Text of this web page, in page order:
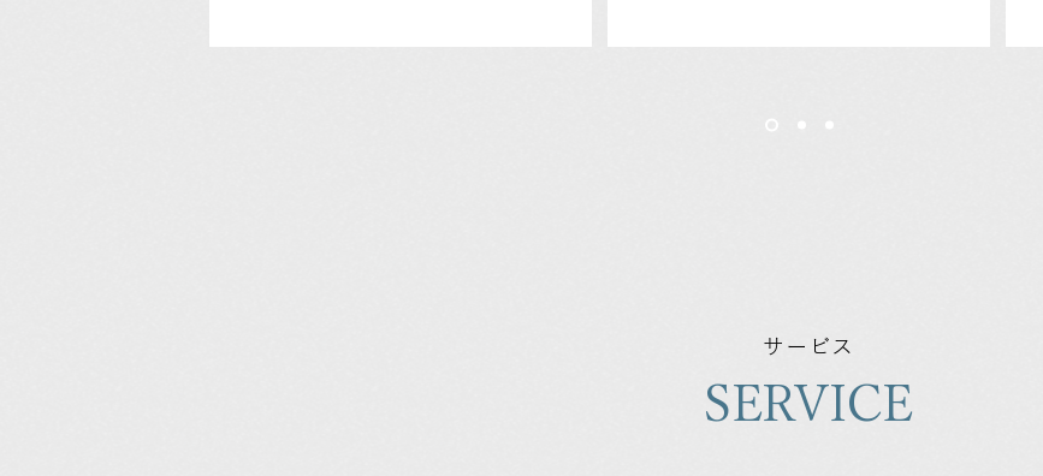
サービス
SERVICE